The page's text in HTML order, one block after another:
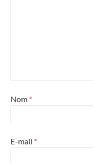
Nom *
E-mail *